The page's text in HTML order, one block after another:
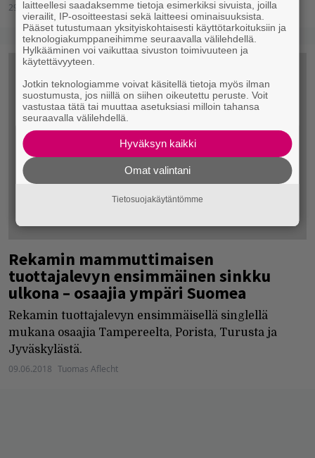
29.06.2018 Jarkko Fräntilä
Rekamin mammuttimaisen
tuottajalevyn ensimmäinen sinkku
ulkona – osaajia ympäri Suomea
Rekamin tuottajalevyn ensimmäisellä singlellä
mukana osaajia Tampereelta, Porista, Turusta ja
Jyväskylästä.
09.06.2018 Tuomas Aflecht
laitteellesi saadaksemme tietoja esimerkiksi sivuista, joilla
vierailit, IP-osoitteestasi sekä laitteesi ominaisuuksista.
Pääset tutustumaan yksityiskohtaisesti käyttötarkoituksiin ja
teknologiakumppaneihimme seuraavalla välilehdellä.
Hylkääminen voi vaikuttaa sivuston toimivuuteen ja
käytettävyyteen.
Jotkin teknologiamme voivat käsitellä tietoja myös ilman
suostumusta, jos niillä on siihen oikeutettu peruste. Voit
vastustaa tätä tai muuttaa asetuksiasi milloin tahansa
seuraavalla välilehdellä.
Hyväksyn kaikki
Omat valintani
Tietosuojakäytäntömme